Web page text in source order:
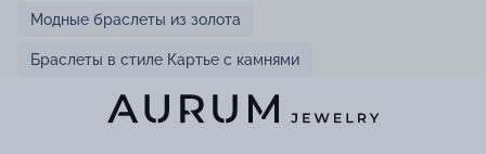
Модные браслеты из золота
Браслеты в стиле Картье с камнями